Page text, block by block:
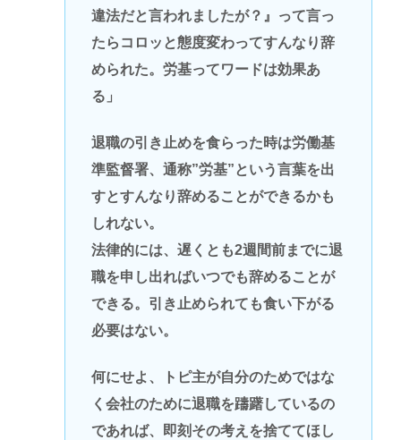
違法だと言われましたが？』って言っ
たらコロッと態度変わってすんなり辞
められた。労基ってワードは効果あ
る」
退職の引き止めを食らった時は労働基
準監督署、通称”労基”という言葉を出
すとすんなり辞めることができるかも
しれない。
法律的には、遅くとも2週間前までに退
職を申し出ればいつでも辞めることが
できる。引き止められても食い下がる
必要はない。
何にせよ、トピ主が自分のためではな
く会社のために退職を躊躇しているの
であれば、即刻その考えを捨ててほし